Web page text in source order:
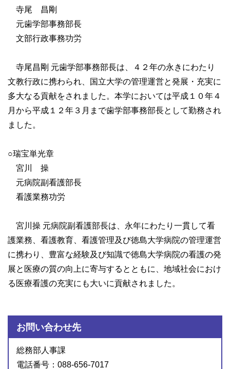
寺尾 昌剛
元歯学部事務部長
文部行政事務功労
寺尾昌剛 元歯学部事務部長は、４２年の永きにわたり
文教行政に携わられ、国立大学の管理運営と発展・充実に
多大なる貢献をされました。本学においては平成１０年４
月から平成１２年３月まで歯学部事務部長として勤務され
ました。
○瑞宝単光章
宮川 操
元病院副看護部長
看護業務功労
宮川操 元病院副看護部長は、永年にわたり一貫して看
護業務、看護教育、看護管理及び徳島大学病院の管理運営
に携わり、豊富な経験及び知識で徳島大学病院の看護の発
展と医療の質の向上に寄与するとともに、地域社会におけ
る医療看護の充実にも大いに貢献されました。
お問い合わせ先
総務部人事課
電話番号：088-656-7017